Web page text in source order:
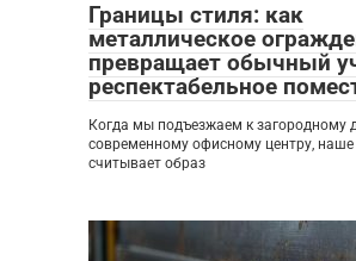
Границы стиля: как
металлическое
превращает обычный
респектабельное
Когда мы подъезжаем к загородному
современному офисному центру, наше
считывает образ